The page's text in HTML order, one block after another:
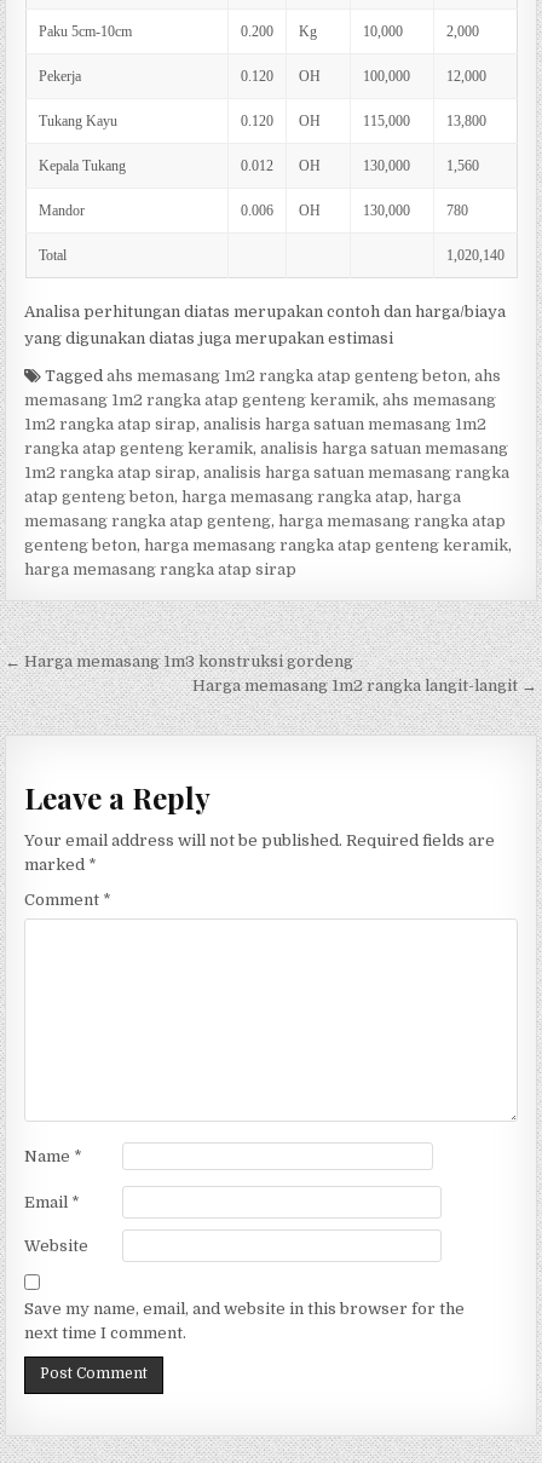
Paku 5cm-10cm 0.200 Kg 10,000 2,000
Pekerja 0.120 OH 100,000 12,000
Tukang Kayu 0.120 OH 115,000 13,800
Kepala Tukang 0.012 OH 130,000 1,560
Mandor 0.006 OH 130,000 780
Total 1,020,140
Analisa perhitungan diatas merupakan contoh dan harga/biaya
yang digunakan diatas juga merupakan estimasi
Taggedahs memasang 1m2 rangka atap genteng beton,ahs
memasang 1m2 rangka atap genteng keramik,ahs memasang
1m2 rangka atap sirap,analisis harga satuan memasang 1m2
rangka atap genteng keramik,analisis harga satuan memasang
1m2 rangka atap sirap,analisis harga satuan memasang rangka
atap genteng beton,harga memasang rangka atap,harga
memasang rangka atap genteng,harga memasang rangka atap
genteng beton,harga memasang rangka atap genteng keramik,
harga memasang rangka atap sirap
Post
navigation
← Harga memasang 1m3 konstruksi gordeng
Harga memasang 1m2 rangka langit-langit →
Leave a Reply
Your email address will not be published. Required fields are
marked *
Comment *
Name *
Email *
Website
Save my name, email, and website in this browser for the
next time I comment.